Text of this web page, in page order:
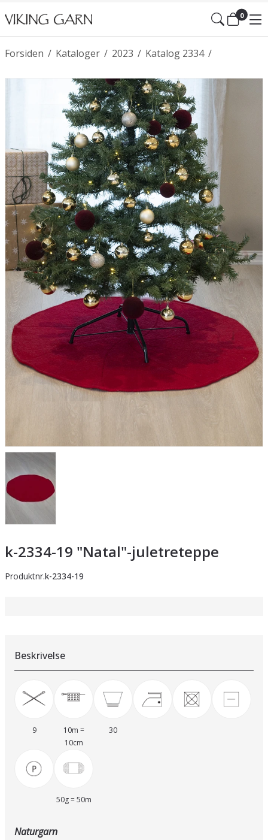
0
/
Forsiden /
Kataloger /
2023 /
Katalog 2334
k-2334-19 "Natal"-juletreteppe
Produktnr.k-2334-19
Beskrivelse
9
10m =
10cm
30
50g = 50m
Naturgarn